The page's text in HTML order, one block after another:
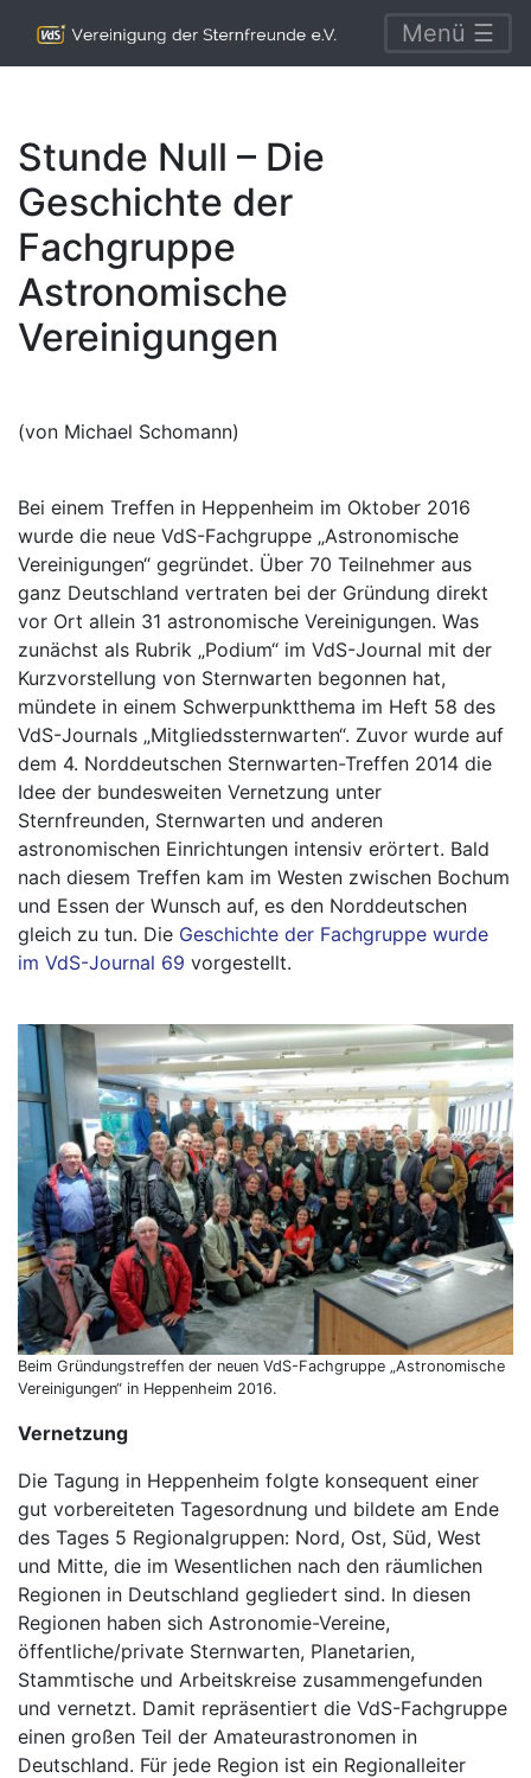
Menü ☰
Stunde Null – Die
Geschichte der
Fachgruppe
Astronomische
Vereinigungen
(von Michael Schomann)
Bei einem Treffen in Heppenheim im Oktober 2016
wurde die neue VdS-Fachgruppe „Astronomische
Vereinigungen“ gegründet. Über 70 Teilnehmer aus
ganz Deutschland vertraten bei der Gründung direkt
vor Ort allein 31 astronomische Vereinigungen. Was
zunächst als Rubrik „Podium“ im VdS-Journal mit der
Kurzvorstellung von Sternwarten begonnen hat,
mündete in einem Schwerpunktthema im Heft 58 des
VdS-Journals „Mitgliedssternwarten“. Zuvor wurde auf
dem 4. Norddeutschen Sternwarten-Treffen 2014 die
Idee der bundesweiten Vernetzung unter
Sternfreunden, Sternwarten und anderen
astronomischen Einrichtungen intensiv erörtert. Bald
nach diesem Treffen kam im Westen zwischen Bochum
und Essen der Wunsch auf, es den Norddeutschen
gleich zu tun. Die Geschichte der Fachgruppe wurde
im VdS-Journal 69 vorgestellt.
Beim Gründungstreffen der neuen VdS-Fachgruppe „Astronomische
Vereinigungen“ in Heppenheim 2016.
Vernetzung
Die Tagung in Heppenheim folgte konsequent einer
gut vorbereiteten Tagesordnung und bildete am Ende
des Tages 5 Regionalgruppen: Nord, Ost, Süd, West
und Mitte, die im Wesentlichen nach den räumlichen
Regionen in Deutschland gegliedert sind. In diesen
Regionen haben sich Astronomie-Vereine,
öffentliche/private Sternwarten, Planetarien,
Stammtische und Arbeitskreise zusammengefunden
und vernetzt. Damit repräsentiert die VdS-Fachgruppe
einen großen Teil der Amateurastronomen in
Deutschland. Für jede Region ist ein Regionalleiter